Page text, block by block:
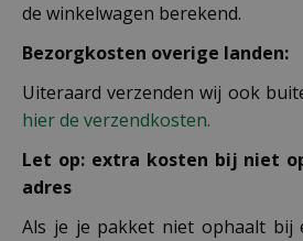
de winkelwagen berekend.
Bezorgkosten overige landen:
Uiteraard verzenden wij ook
hier de verzendkosten.
Let op: extra kosten bij niet
adres
Als je je pakket niet ophaalt bij